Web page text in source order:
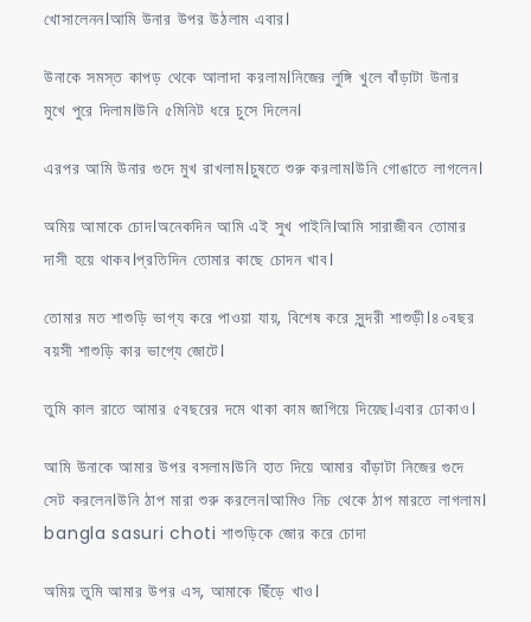
খোসালেনন।আমি উনার উপর উঠলাম এবার।
উনাকে সমস্ত কাপড় থেকে আলাদা করলাম।নিজের লুঙ্গি খুলে বাঁড়াটা উনার
মুখে পুরে দিলাম।উনি ৫মিনিট ধরে চুসে দিলেন।
এরপর আমি উনার গুদে মুখ রাখলাম।চুষতে শুরু করলাম।উনি গোঙাতে লাগলেন।
অমিয় আমাকে চোদ।অনেকদিন আমি এই সুখ পাইনি।আমি সারাজীবন তোমার
দাসী হয়ে থাকব।প্রতিদিন তোমার কাছে চোদন খাব।
তোমার মত শাশুড়ি ভাগ্য করে পাওয়া যায়, বিশেষ করে সুন্দরী শাশুড়ী।৪০বছর
বয়সী শাশুড়ি কার ভাগ্যে জোটে।
তুমি কাল রাতে আমার ৫বছরের দমে থাকা কাম জাগিয়ে দিয়েছ।এবার ঢোকাও।
আমি উনাকে আমার উপর বসলাম।উনি হাত দিয়ে আমার বাঁড়াটা নিজের গুদে
সেট করলেন।উনি ঠাপ মারা শুরু করলেন।আমিও নিচ থেকে ঠাপ মারতে লাগলাম।
bangla sasuri choti শাশুড়িকে জোর করে চোদা
অমিয় তুমি আমার উপর এস, আমাকে ছিঁড়ে খাও।